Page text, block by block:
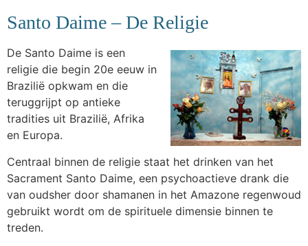
Santo Daime – De Religie
De Santo Daime is een
religie die begin 20e eeuw in
Brazilië opkwam en die
teruggrijpt op antieke
tradities uit Brazilië, Afrika
en Europa.
Centraal binnen de religie staat het drinken van het
Sacrament Santo Daime, een psychoactieve drank die
van oudsher door shamanen in het Amazone regenwoud
gebruikt wordt om de spirituele dimensie binnen te
treden.